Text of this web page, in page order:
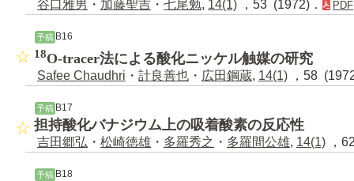
谷口雅男 ・ 加藤聖吉 ・ 七尾勉, 14(1) ，53 (1972)． PDF
予稿 B16
18O-tracer法による酸化ニッケル触媒の研究
Safee Chaudhri ・ 計良善也 ・ 広田鋼蔵, 14(1) ，58
予稿 B17
担持酸化バナジウム上の吸着酸素の反応性
吉田郷弘 ・ 松崎徳雄 ・ 多羅秀之 ・ 多羅間公雄, 14(1) ，
予稿 B18